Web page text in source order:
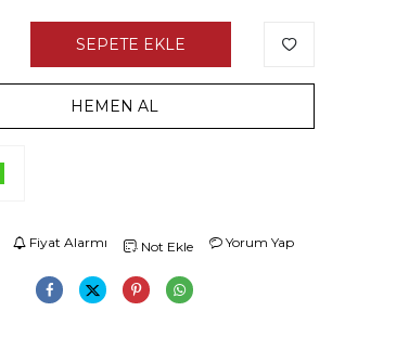
SEPETE EKLE
HEMEN AL
Fiyat Alarmı Not Ekle Yorum Yap